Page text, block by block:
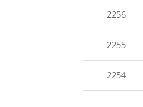
2256
2255
2254